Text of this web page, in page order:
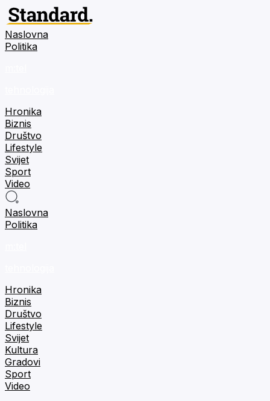
Naslovna
Politika
Hronika
Biznis
Društvo
Lifestyle
Svijet
Sport
Video
Naslovna
Politika
Hronika
Biznis
Društvo
Lifestyle
Svijet
Kultura
Gradovi
Sport
Video